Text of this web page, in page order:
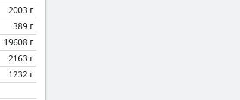
2003 г
389 г
19608 г
2163 г
1232 г